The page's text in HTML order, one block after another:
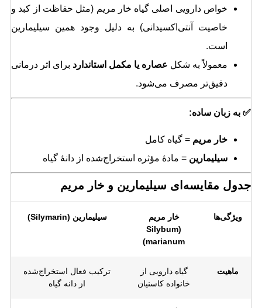
خواص دارویی اصلی گیاه خار مریم (مثل حفاظت از کبد و
خاصیت آنتی‌اکسیدانی) به دلیل وجود همین سیلیمارین
است.
معمولاً به شکل عصاره یا مکمل استاندارد برای اثر درمانی
دقیق‌تر مصرف می‌شود.
✅ به زبان ساده:
خار مریم = گیاه کامل
سیلیمارین = مادهٔ مؤثره استخراج‌شده از دانهٔ گیاه
جدول مقایسه‌ای سیلیمارین و خار مریم
ویژگی‌ها
خار مریم
(Silybum
marianum)
سیلیمارین (Silymarin)
ماهیت
گیاه دارویی از
خانواده کاسنیان
ترکیب فعال استخراج‌شده
از دانه گیاه